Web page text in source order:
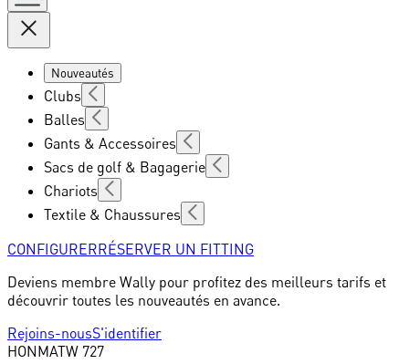
Nouveautés
Clubs
Balles
Gants & Accessoires
Sacs de golf & Bagagerie
Chariots
Textile & Chaussures
CONFIGURERRÉSERVER UN FITTING
Deviens membre Wally pour profitez des meilleurs tarifs et
découvrir toutes les nouveautés en avance.
Rejoins-nousS'identifier
HONMATW 727